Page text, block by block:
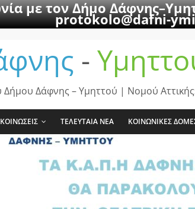
με τον Δήμο
protokolo@dafni-
-
Δήμου Δάφνης – Υμηττού | Νομού
ΤΕΛΕΥΤΑΙΑ ΝΕΑ ΚΟΙΝΩΝΙΚΕΣ